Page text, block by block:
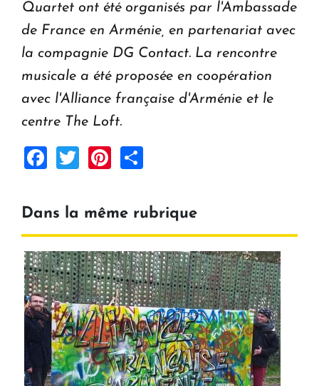
Quartet ont été organisés par l'Ambassade
de France en Arménie, en partenariat avec
la compagnie DG Contact. La rencontre
musicale a été proposée en coopération
avec l'Alliance française d'Arménie et le
centre The Loft.
Facebook
TwitterPinterest
Dans la même rubrique